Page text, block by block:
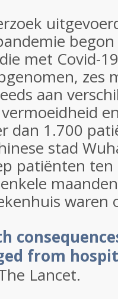
met Covid-
zes
aan
dan 1.700
stad
patiënten
waren
from
Lancet.